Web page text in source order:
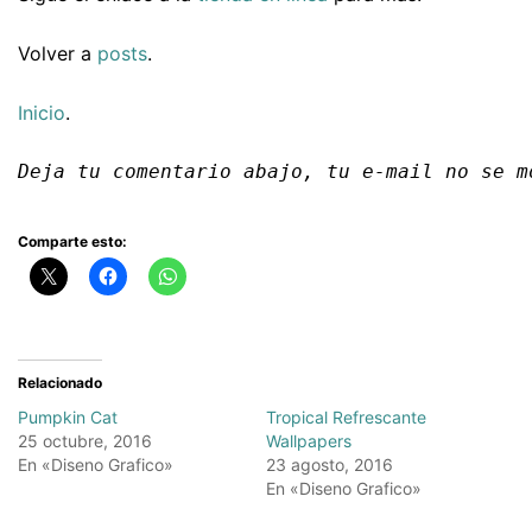
Volver a posts.
Inicio.
Deja tu comentario abajo, tu e-mail no se
Comparte esto:
Relacionado
Pumpkin Cat
25 octubre, 2016
En «Diseno Grafico»
Tropical Refrescante
Wallpapers
23 agosto, 2016
En «Diseno Grafico»